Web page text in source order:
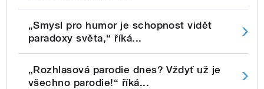
„Smysl pro humor je schopnost vidět
paradoxy světa,“ říká...
„Rozhlasová parodie dnes? Vždyť už je
všechno parodie!“ říká...